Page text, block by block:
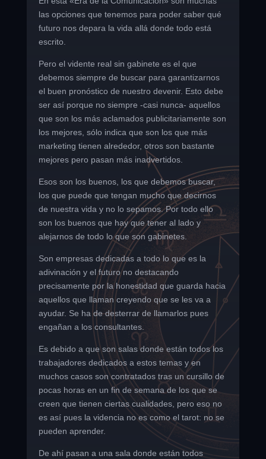
las opciones que tenemos para poder saber qué
futuro nos depara la vida allá donde todo está
escrito.
Pero el vidente real sin gabinete es el que
debemos siempre de buscar para garantizarnos
el buen pronóstico de nuestro devenir. Esto debe
ser así porque no siempre -casi nunca- aquellos
que son los más aclamados publicitariamente son
los mejores, sólo indica que son los que más
marketing tienen alrededor, otros son bastante
mejores pero pasan más inadvertidos.
Esos son los buenos, los que debemos buscar,
los que puede que tengan mucho que decirnos
de nuestra vida y no lo sepamos. Por todo ello
son los buenos que hay que tener al lado y
alejarnos de todo lo que son gabinetes.
Son empresas dedicadas a todo lo que es la
adivinación y el futuro no destacando
precisamente por la honestidad que guarda hacia
aquellos que llaman creyendo que se les va a
ayudar. Se ha de desterrar de llamarlos pues
engañan a los consultantes.
Es debido a que son salas donde están todos los
trabajadores dedicados a estos temas y en
muchos casos son contratados tras un cursillo de
pocas horas en un fin de semana de los que se
creen que tienen ciertas cualidades, pero eso no
es así pues la videncia no es como el tarot: no se
pueden aprender.
De ahí pasan a una sala donde están todos